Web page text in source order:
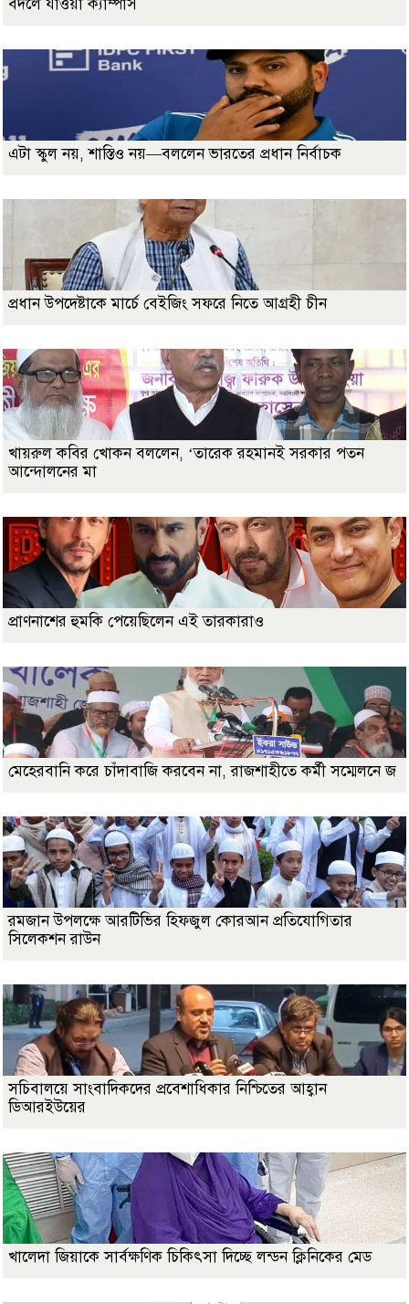
বদলে যাওয়া ক্যাম্পাস
এটা স্কুল নয়, শাস্তিও নয়—বললেন ভারতের প্রধান নির্বাচক
প্রধান উপদেষ্টাকে মার্চে বেইজিং সফরে নিতে আগ্রহী চীন
খায়রুল কবির খোকন বললেন, ‘তারেক রহমানই সরকার পতন
আন্দোলনের মা
প্রাণনাশের হুমকি পেয়েছিলেন এই তারকারাও
মেহেরবানি করে চাঁদাবাজি করবেন না, রাজশাহীতে কর্মী সম্মেলনে জ
রমজান উপলক্ষে আরটিভির হিফজুল কোরআন প্রতিযোগিতার
সিলেকশন রাউন
সচিবালয়ে সাংবাদিকদের প্রবেশাধিকার নিশ্চিতের আহ্বান
ডিআরইউয়ের
খালেদা জিয়াকে সার্বক্ষণিক চিকিৎসা দিচ্ছে লন্ডন ক্লিনিকের মেড